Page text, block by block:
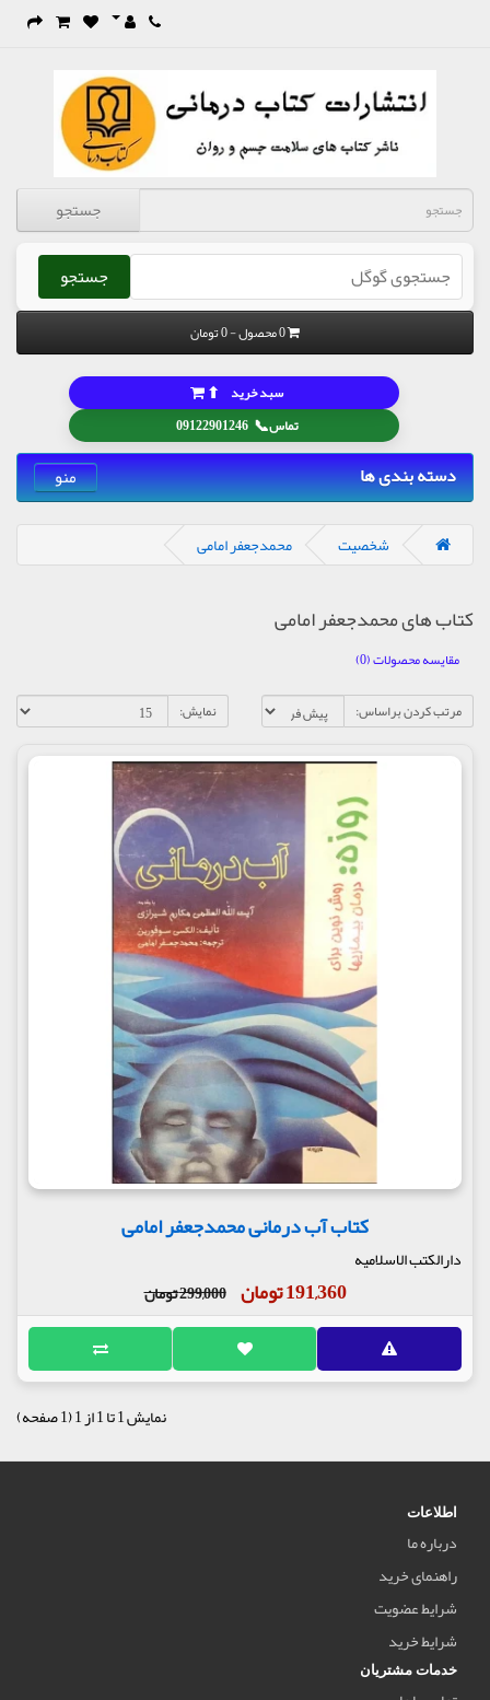
جستجو
جستجو
0 محصول - 0 تومان
تماس📞
09122901246
سبد خرید ⬆
دسته بندی ها منو
شخصیت محمدجعفر امامی
کتاب های محمدجعفر امامی
مقایسه محصولات (0)
مرتب کردن براساس:
نمایش:
کتاب آب درمانی محمدجعفر امامی
دارالکتب الاسلامیه
191,360 تومان 299,000 تومان
نمایش 1 تا 1 از 1 (1 صفحه)
اطلاعات
درباره ما
راهنمای خرید
شرایط عضویت
شرایط خرید
خدمات مشتریان